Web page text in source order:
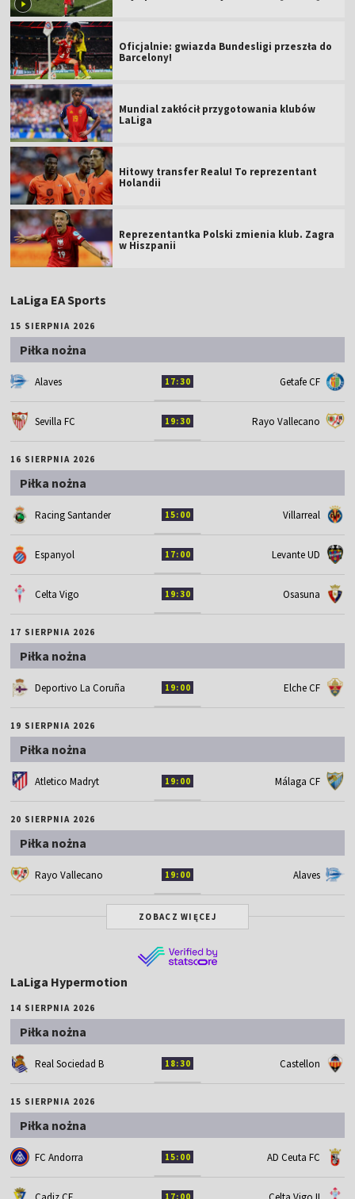
Oficjalnie: gwiazda Bundesligi przeszła do
Barcelony!
Mundial zakłócił przygotowania klubów
LaLiga
Hitowy transfer Realu! To reprezentant
Holandii
Reprezentantka Polski zmienia klub. Zagra
w Hiszpanii
LaLiga EA Sports
15 SIERPNIA 2026
Piłka nożna
Alaves 17:30 Getafe CF
Sevilla FC 19:30 Rayo Vallecano
16 SIERPNIA 2026
Piłka nożna
Racing Santander 15:00 Villarreal
Espanyol 17:00 Levante UD
Celta Vigo 19:30 Osasuna
17 SIERPNIA 2026
Piłka nożna
Deportivo La Coruña 19:00 Elche CF
19 SIERPNIA 2026
Piłka nożna
Atletico Madryt 19:00 Málaga CF
20 SIERPNIA 2026
Piłka nożna
Rayo Vallecano 19:00 Alaves
ZOBACZ WIĘCEJ
LaLiga Hypermotion
14 SIERPNIA 2026
Piłka nożna
Real Sociedad B 18:30 Castellon
15 SIERPNIA 2026
Piłka nożna
FC Andorra 15:00 AD Ceuta FC